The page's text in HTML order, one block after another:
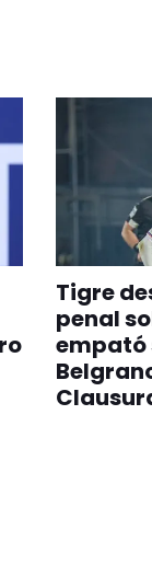
Tigre
penal
empató